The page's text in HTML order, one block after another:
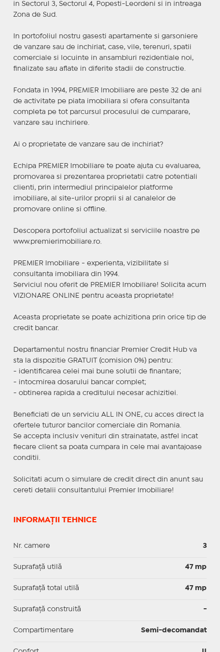
in Sectorul 3, Sectorul 4, Popesti-Leordeni si in intreaga
Zona de Sud.
In portofoliul nostru gasesti apartamente si garsoniere
de vanzare sau de inchiriat, case, vile, terenuri, spatii
comerciale si locuinte in ansambluri rezidentiale noi,
finalizate sau aflate in diferite stadii de constructie.
Fondata in 1994, PREMIER Imobiliare are peste 32 de ani
de activitate pe piata imobiliara si ofera consultanta
completa pe tot parcursul procesului de cumparare,
vanzare sau inchiriere.
Ai o proprietate de vanzare sau de inchiriat?
Echipa PREMIER Imobiliare te poate ajuta cu evaluarea,
promovarea si prezentarea proprietatii catre potentiali
clienti, prin intermediul principalelor platforme
imobiliare, al site-urilor proprii si al canalelor de
promovare online si offline.
Descopera portofoliul actualizat si serviciile noastre pe
www.premierimobiliare.ro.
PREMIER Imobiliare - experienta, vizibilitate si
consultanta imobiliara din 1994.
Serviciul nou oferit de PREMIER Imobiliare! Solicita acum
VIZIONARE ONLINE pentru aceasta proprietate!
Aceasta proprietate se poate achizitiona prin orice tip de
credit bancar.
Departamentul nostru financiar Premier Credit Hub va
sta la dispozitie GRATUIT (comision 0%) pentru:
- identificarea celei mai bune solutii de finantare;
- intocmirea dosarului bancar complet;
- obtinerea rapida a creditului necesar achizitiei.
Beneficiati de un serviciu ALL IN ONE, cu acces direct la
ofertele tuturor bancilor comerciale din Romania.
Se accepta inclusiv venituri din strainatate, astfel incat
fiecare client sa poata cumpara in cele mai avantajoase
conditii.
Solicitati acum o simulare de credit direct din anunt sau
cereti detalii consultantului Premier Imobiliare!
INFORMAȚII TEHNICE
Nr. camere 3
Suprafaţă utilă 47 mp
Suprafaţă total utilă 47 mp
Suprafaţă construită -
Compartimentare Semi-decomandat